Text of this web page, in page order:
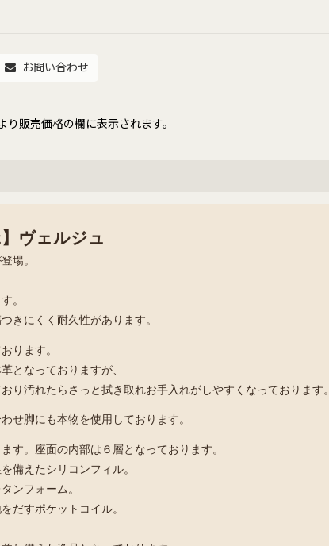
お問い合わせ
販売価格の欄に表示されます。
ヴェルジュ
場。
。
きにくく耐久性があります。
ります。
となっておりますが、
り汚れたらさっと拭き取れお手入れがしやすくなっております。
せ脚にも本物を使用しております。
す。座面の内部は６層となっております。
備えたシリコンフィル。
ンフォーム。
だすポケットコイル。